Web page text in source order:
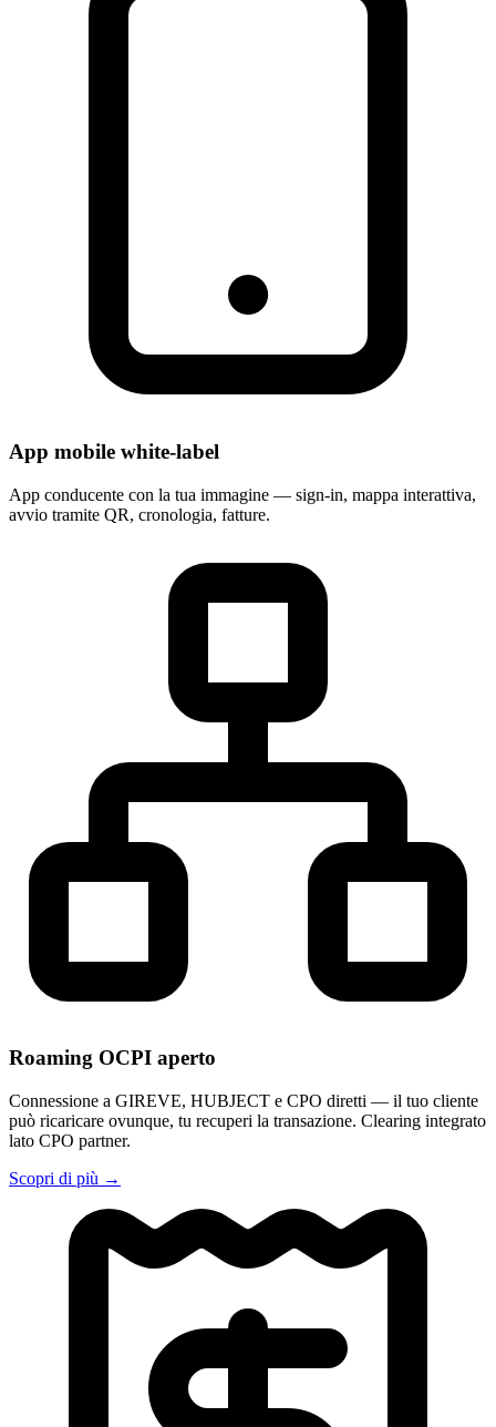
App mobile white-label
App conducente con la tua immagine — sign-in, mappa interattiva,
avvio tramite QR, cronologia, fatture.
Roaming OCPI aperto
Connessione a GIREVE, HUBJECT e CPO diretti — il tuo cliente
può ricaricare ovunque, tu recuperi la transazione. Clearing integrato
lato CPO partner.
Scopri di più →